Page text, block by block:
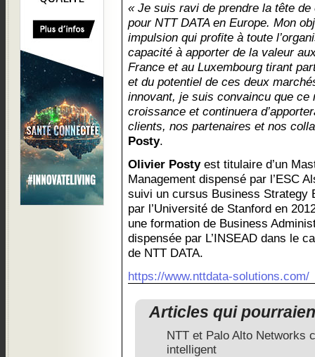
« Je suis ravi de prendre la tête
pour NTT DATA en Europe. Mon
impulsion qui profite à toute
capacité à apporter de la valeur
France et au Luxembourg tirant
et du potentiel de ces deux
innovant, je suis convaincu que ce
croissance et continuera
clients, nos partenaires et nos
Posty.
Olivier Postyest titulaire d’un
Management dispensé par l’ESC
suivi un cursus Business Strategy
par l’Université de Stanford en
une formation de Business
dispensée par L’INSEAD dans le
de NTT DATA.
https://www.nttdata-solutions.com/
Articles qui
NTT et Palo Alto Networks
intelligent